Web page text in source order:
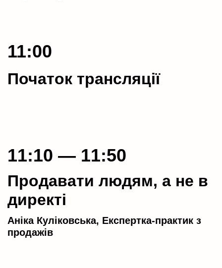
11:00
Початок трансляції
11:10 — 11:50
Продавати людям, а не в
директі
Аніка Куліковська, Експертка-практик з
продажів